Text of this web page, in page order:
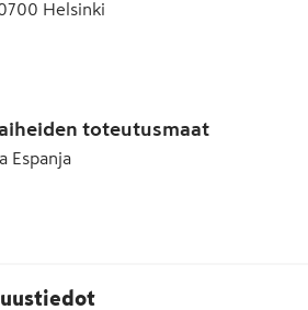
Helsinki
toteutusmaat
Espanja